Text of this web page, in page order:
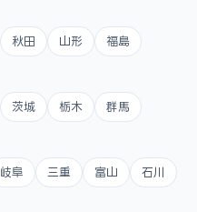
秋田 山形 福島
茨城 栃木 群馬
岐阜 三重 富山 石川